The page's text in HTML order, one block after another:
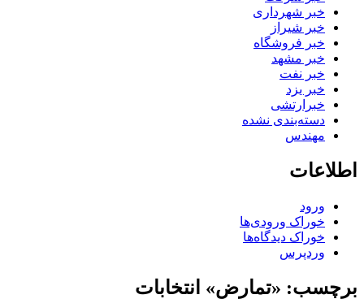
خبر شهرداری
خبر شیراز
خبر فروشگاه
خبر مشهد
خبر نفت
خبر یزد
خبرارتشی
دسته‌بندی نشده
مهندس
اطلاعات
ورود
خوراک ورودی‌ها
خوراک دیدگاه‌ها
وردپرس
برچسب: «تمارض» انتخابات